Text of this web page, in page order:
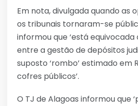
Em nota, divulgada quando as
os tribunais tornaram-se
informou que ‘está equivocada
entre a gestão de depósitos
suposto ‘rombo’ estimado em
cofres públicos’.
O TJ de Alagoas informou que